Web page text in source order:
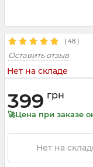
( 48 )
Оставить отзыв
Нет на складе
399 грн
🚀Цена при заказе
Нет на